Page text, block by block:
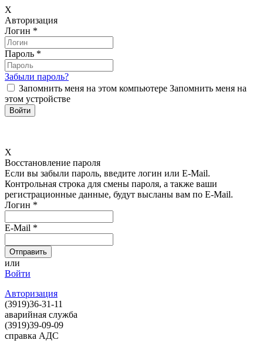
X
Авторизация
Логин *
Пароль *
Забыли пароль?
Запомнить меня на этом компьютере Запомнить меня на
этом устройстве
X
Восстановление пароля
Если вы забыли пароль, введите логин или E-Mail.
Контрольная строка для смены пароля, а также ваши
регистрационные данные, будут высланы вам по E-Mail.
Логин *
E-Mail *
или
Войти
Авторизация
(3919)36-31-11
аварийная служба
(3919)39-09-09
справка АДС